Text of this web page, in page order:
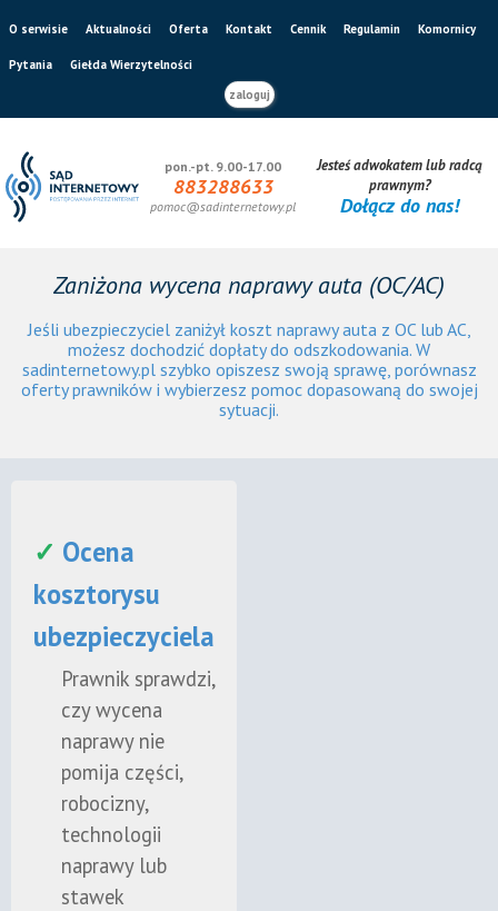
O serwisie Aktualności Oferta Kontakt Cennik Regulamin Komornicy
Pytania
Giełda Wierzytelności
zaloguj
pon.-pt. 9.00-17.00
883288633
pomoc@sadinternetowy.pl
Jesteś adwokatem lub radcą
prawnym?
Dołącz do nas!
Zaniżona wycena naprawy auta (OC/AC)
Jeśli ubezpieczyciel zaniżył koszt naprawy auta z OC lub AC,
możesz dochodzić dopłaty do odszkodowania. W
sadinternetowy.pl szybko opiszesz swoją sprawę, porównasz
oferty prawników i wybierzesz pomoc dopasowaną do swojej
sytuacji.
✓ Ocena
kosztorysu
ubezpieczyciela
Prawnik sprawdzi,
czy wycena
naprawy nie
pomija części,
robocizny,
technologii
naprawy lub
stawek